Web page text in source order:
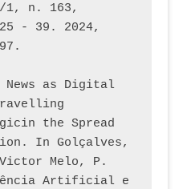
1, n. 163,
- 39. 2024,
News as Digital
the Spread
In Golçalves,
Melo, P.
Artificial e